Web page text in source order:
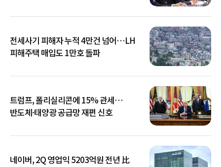
전세사기 피해자 누적 4만건 넘어…LH
피해주택 매입도 1만호 돌파
트럼프, 폴리실리콘에 15% 관세…
반도체·태양광 공급망 재편 신호
네이버, 2Q 영업익 5203억원 전년 比